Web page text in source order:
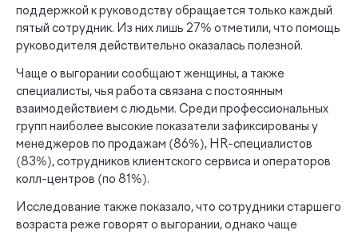
поддержкой к руководству обращается только каждый
пятый сотрудник. Из них лишь 27% отметили, что помощь
руководителя действительно оказалась полезной.
Чаще о выгорании сообщают женщины, а также
специалисты, чья работа связана с постоянным
взаимодействием с людьми. Среди профессиональных
групп наиболее высокие показатели зафиксированы у
менеджеров по продажам (86%), HR-специалистов
(83%), сотрудников клиентского сервиса и операторов
колл-центров (по 81%).
Исследование также показало, что сотрудники старшего
возраста реже говорят о выгорании, однако чаще